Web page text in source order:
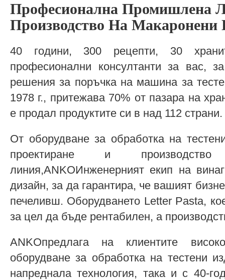
Професионална Промишлена
Производство На Макаронени
40 години, 300 рецепти, 30
професионални консултанти за вас,
решения за поръчка на машина за
1978 г., притежава 70% от пазара на
е продал продуктите си в над 112 страни.
От оборудване за обработка на
проектиране и
линия,ANKOИнженерният екип на
дизайн, за да гарантира, че вашият
печеливш. Оборудването Letter Pasta,
за цел да бъде рентабилен, а
ANKOпредлага на клиентите
оборудване за обработка на тестени
напреднала технология, така и с 40-